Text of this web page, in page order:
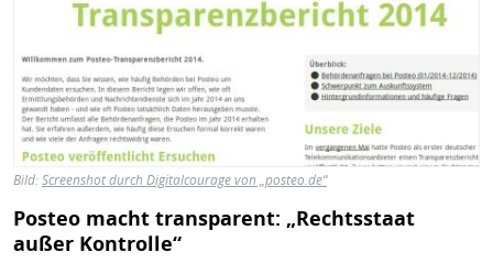
Bild:Screenshot durch Digitalcourage von „posteo.de“
Posteo macht transparent: „Rechtsstaat
außer Kontrolle“